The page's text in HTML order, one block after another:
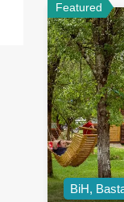
Featured
BiH,